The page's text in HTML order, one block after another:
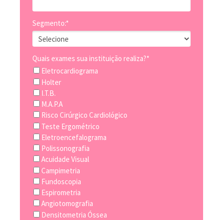
Segmento:*
Quais exames sua instituição realiza?*
Eletrocardiograma
Holter
I.T.B.
M.A.P.A
Risco Cirúrgico Cardiológico
Teste Ergométrico
Eletroencefalograma
Polissonografia
Acuidade Visual
Campimetria
Fundoscopia
Espirometria
Angiotomografia
Densitometria Óssea